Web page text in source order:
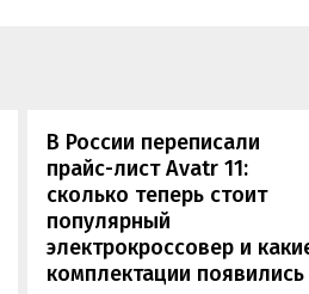
В России переписали
прайс-лист Avatr 11:
сколько теперь стоит
популярный
электрокроссовер и
комплектации появились